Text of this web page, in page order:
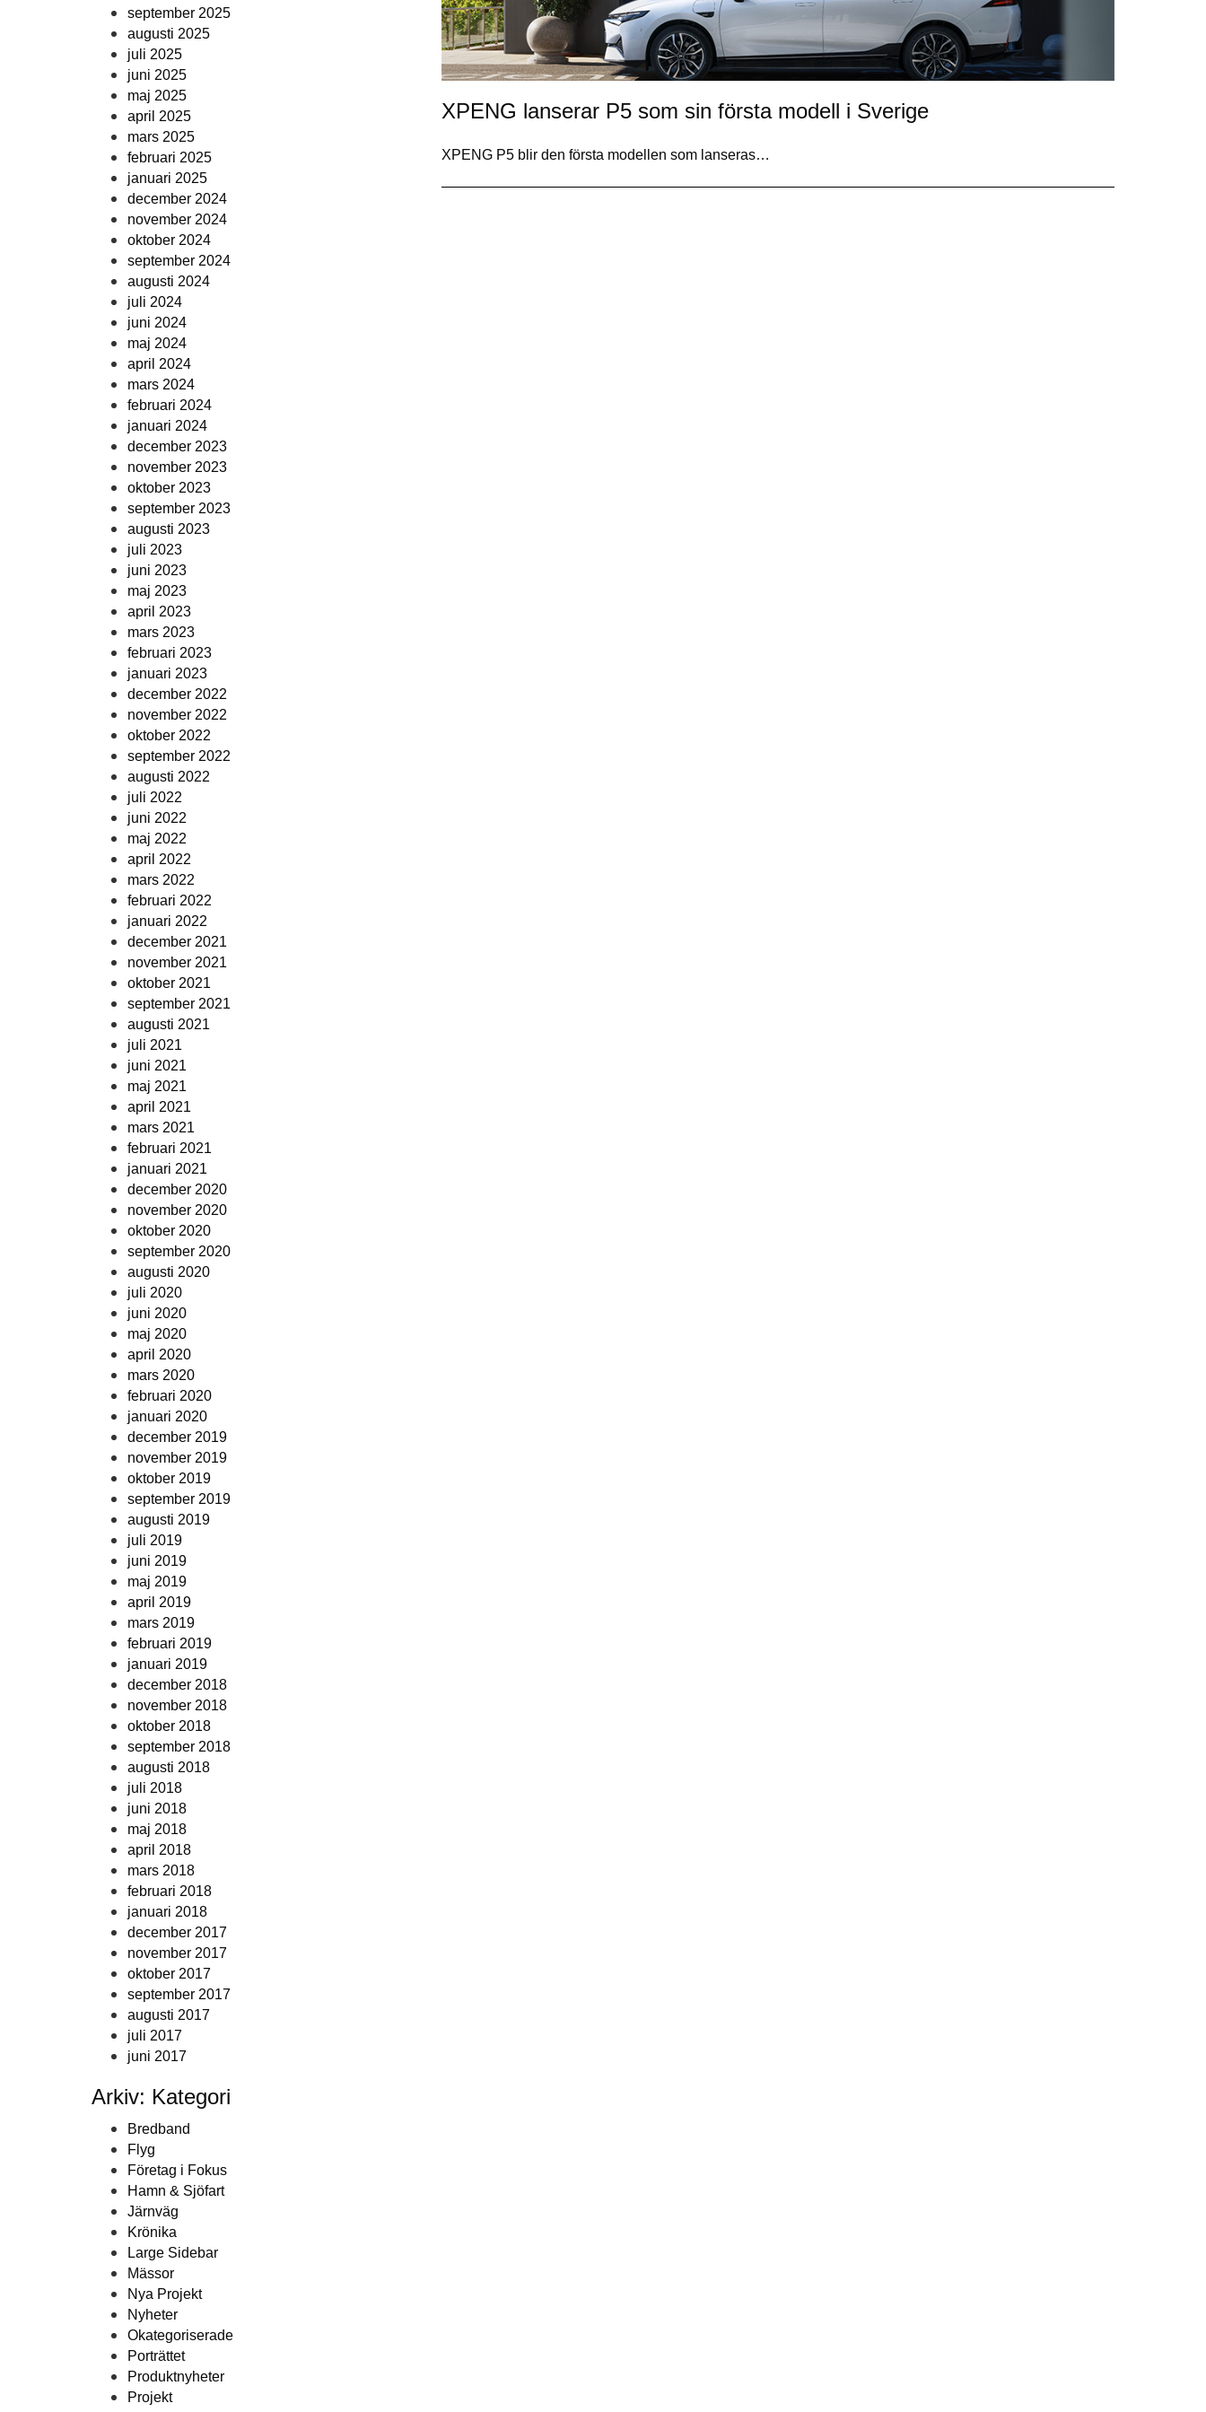
september 2025
augusti 2025
juli 2025
juni 2025
maj 2025
april 2025
mars 2025
februari 2025
januari 2025
december 2024
november 2024
oktober 2024
september 2024
augusti 2024
juli 2024
juni 2024
maj 2024
april 2024
mars 2024
februari 2024
januari 2024
december 2023
november 2023
oktober 2023
september 2023
augusti 2023
juli 2023
juni 2023
maj 2023
april 2023
mars 2023
februari 2023
januari 2023
december 2022
november 2022
oktober 2022
september 2022
augusti 2022
juli 2022
juni 2022
maj 2022
april 2022
mars 2022
februari 2022
januari 2022
december 2021
november 2021
oktober 2021
september 2021
augusti 2021
juli 2021
juni 2021
maj 2021
april 2021
mars 2021
februari 2021
januari 2021
december 2020
november 2020
oktober 2020
september 2020
augusti 2020
juli 2020
juni 2020
maj 2020
april 2020
mars 2020
februari 2020
januari 2020
december 2019
november 2019
oktober 2019
september 2019
augusti 2019
juli 2019
juni 2019
maj 2019
april 2019
mars 2019
februari 2019
januari 2019
december 2018
november 2018
oktober 2018
september 2018
augusti 2018
juli 2018
juni 2018
maj 2018
april 2018
mars 2018
februari 2018
januari 2018
december 2017
november 2017
oktober 2017
september 2017
augusti 2017
juli 2017
juni 2017
Arkiv: Kategori
Bredband
Flyg
Företag i Fokus
Hamn & Sjöfart
Järnväg
Krönika
Large Sidebar
Mässor
Nya Projekt
Nyheter
Okategoriserade
Porträttet
Produktnyheter
Projekt
XPENG lanserar P5 som sin första modell i Sverige
XPENG P5 blir den första modellen som lanseras…